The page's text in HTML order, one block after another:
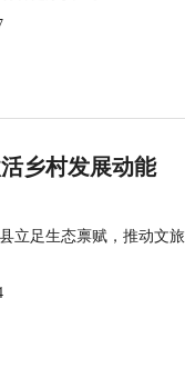
乡村发展动能
立足生态禀赋，推动文